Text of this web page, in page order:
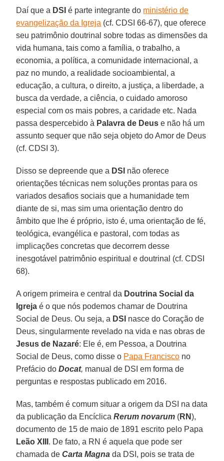
Daí que a DSI é parte integrante do ministério de
evangelização da Igreja (cf. CDSI 66-67), que oferece
seu patrimônio doutrinal sobre todas as dimensões da
vida humana, tais como a família, o trabalho, a
economia, a política, a comunidade internacional, a
paz no mundo, a realidade socioambiental, a
educação, a cultura, o direito, a justiça, a liberdade, a
busca da verdade, a ciência, o cuidado amoroso
especial com os mais pobres, a caridade etc. Nada
passa despercebido à Palavra de Deus e não há um
assunto sequer que não seja objeto do Amor de Deus
(cf. CDSI 3).
Disso se depreende que a DSI não oferece
orientações técnicas nem soluções prontas para os
variados desafios sociais que a humanidade tem
diante de si, mas sim uma orientação dentro do
âmbito que lhe é próprio, isto é, uma orientação de fé,
teológica, evangélica e pastoral, com todas as
implicações concretas que decorrem desse
inesgotável patrimônio espiritual e doutrinal (cf. CDSI
68).
A origem primeira e central da Doutrina Social da
Igreja é o que nós podemos chamar de Doutrina
Social de Deus. Ou seja, a DSI nasce do Coração de
Deus, singularmente revelado na vida e nas obras de
Jesus de Nazaré: Ele é, em Pessoa, a Doutrina
Social de Deus, como disse o Papa Francisco no
Prefácio doDocat, manual de DSI em forma de
perguntas e respostas publicado em 2016.
Mas, também é comum situar a origem da DSI na data
da publicação da EncíclicaRerum novarum (RN),
documento de 15 de maio de 1891 escrito pelo Papa
Leão XIII . De fato, a RN é aquela que pode ser
chamada deCarta Magna da DSI, pois se trata de